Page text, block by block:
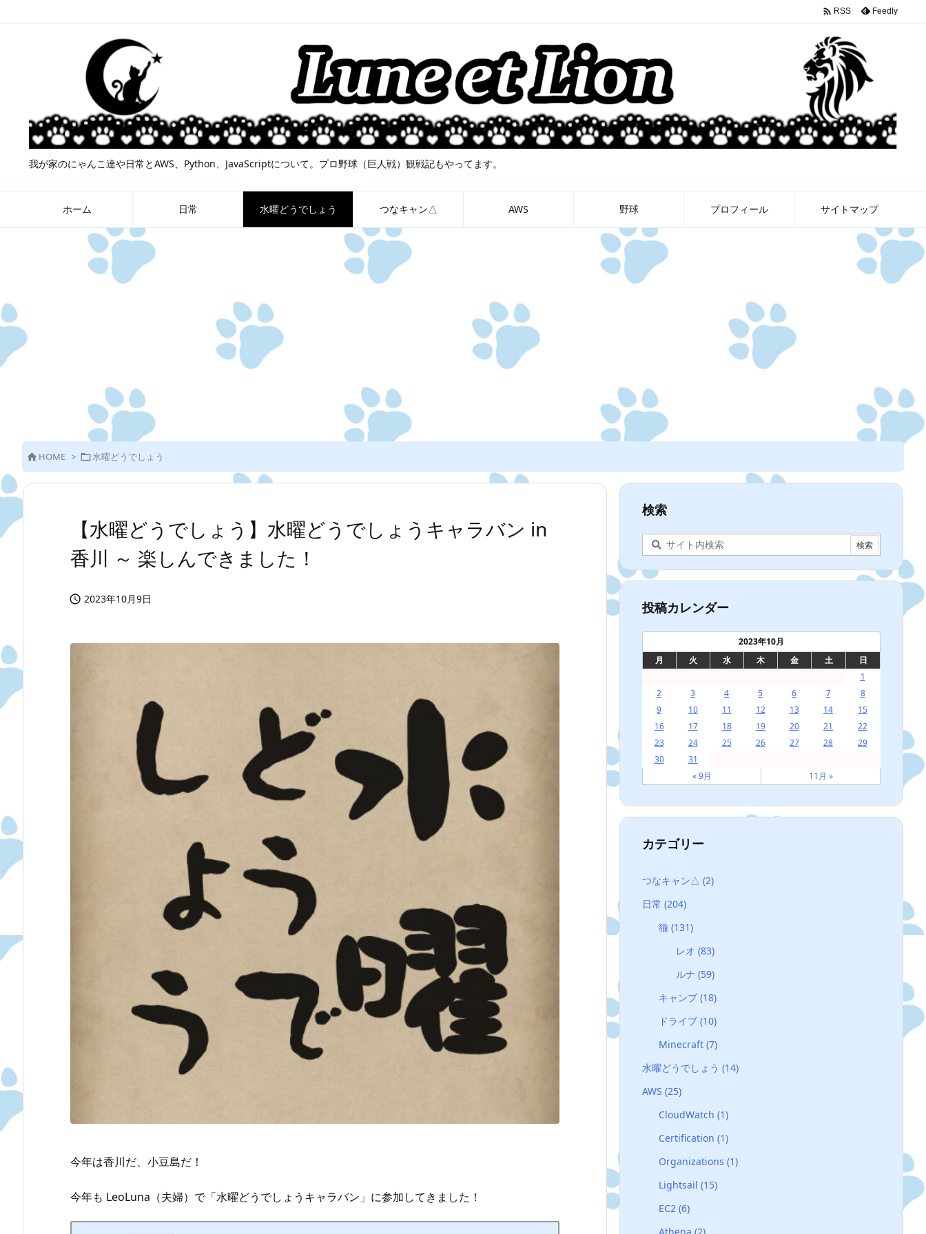
我が家のにゃんこ達や日常とAWS、Python、JavaScriptについて。プロ野球（巨人戦）観戦記もやってます。
ホーム 日常 水曜どうでしょう つなキャン△ AWS 野球 プロフィール サイトマップ
 RSS Feedly
 HOME > 水曜どうでしょう
【水曜どうでしょう】水曜どうでしょうキャラバン in
香川 ～ 楽しんできました！
 2023年10月9日
今年は香川だ、小豆島だ！
今年も LeoLuna（夫婦）で「水曜どうでしょうキャラバン」に参加してきました！
検索
投稿カレンダー
2023年10月
月
火 水 木 金 土
日
1
2
3 4 5 6 7
8
9
10 11 12 13 14
15
16
17 18 19 20 21
22
23
24 25 26 27 28
29
30
31
« 9月
11月 »
カテゴリー
つなキャン△ (2)
日常 (204)
猫(131)
レオ (83)
ルナ (59)
キャンプ(18)
ドライブ(10)
Minecraft(7)
水曜どうでしょう (14)
AWS (25)
CloudWatch(1)
Certification(1)
Organizations(1)
Lightsail(15)
EC2(6)